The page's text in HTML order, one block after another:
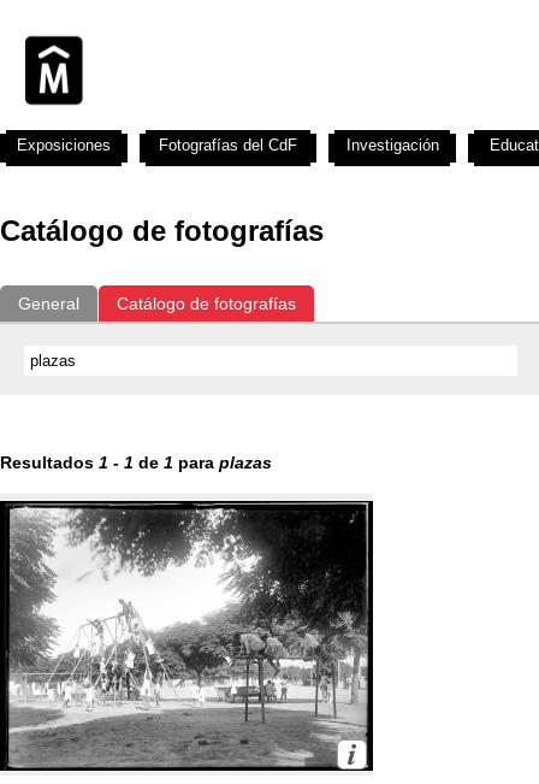
Catálogo de fotografías
General Catálogo de fotografías
Resultados 1 - 1 de 1 para plazas
Exposiciones Fotografías del CdF Investigación